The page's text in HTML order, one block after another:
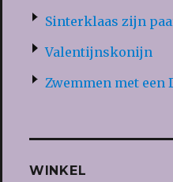
Sinterklaas zijn
Valentijnskonijn
Zwemmen met een
WINKEL